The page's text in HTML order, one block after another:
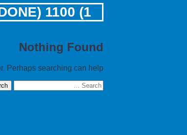
1) 1100 links Mix Casino (1-DK) (DONE)
Nothing Found
Perhaps searching can help.
Search
for: